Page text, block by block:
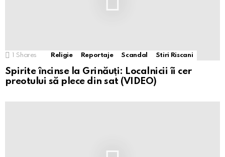
Shares Religie Reportaje Scandal Stiri Riscani
Spirite încinse la Grinăuți: Localnicii îi cer
preotului să plece din sat (VIDEO)